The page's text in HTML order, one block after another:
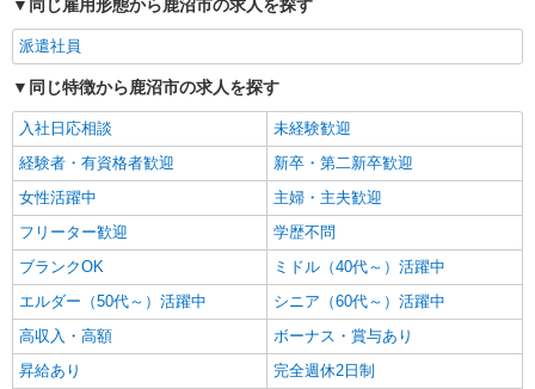
キープ
派遣社員
株式会社トラストグロース 新宿本社 第3営業部
特別養護老人ホームでの介護士
時給：初任者1300円/実務者1350円/介護福祉士
1450円 ※資格や経験などによる
栃木県鹿沼市
キープ 詳細を見る
同じ雇用形態から鹿沼市の求人を探す
派遣社員
同じ特徴から鹿沼市の求人を探す
入社日応相談
未経験歓迎
経験者・有資格者歓迎
新卒・第二新卒歓迎
女性活躍中
主婦・主夫歓迎
フリーター歓迎
学歴不問
ブランクOK
ミドル（40代～）活躍中
エルダー（50代～）活躍中
シニア（60代～）活躍中
高収入・高額
ボーナス・賞与あり
昇給あり
完全週休2日制